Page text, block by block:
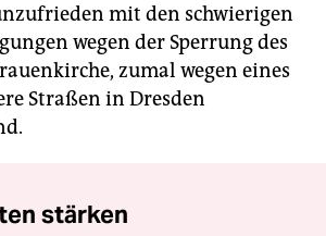
mit den schwierigen
wegen der Sperrung des
zumal wegen eines
Straßen in Dresden
stärken